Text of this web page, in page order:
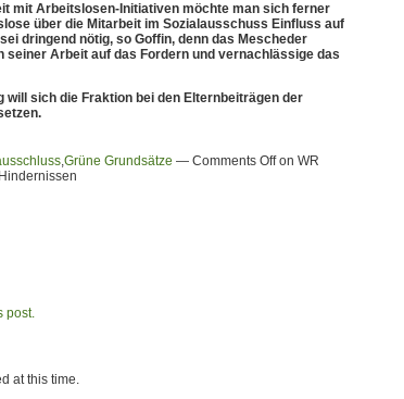
mit Arbeitslosen-Initiativen möchte man sich ferner
über die Mitarbeit im Sozialausschuss Einfluss auf
dringend nötig, so Goffin, denn das Mescheder
seiner Arbeit auf das Fordern und vernachlässige das
will sich die Fraktion bei den Elternbeiträgen der
,Grüne Grundsätze — Comments Offon WR
post.
at this time.